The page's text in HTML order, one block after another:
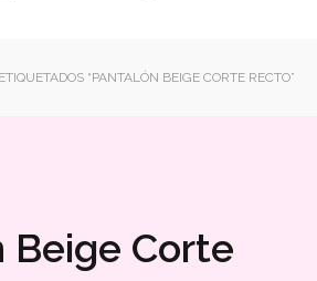
“PANTALÓN BEIGE CORTE RECTO”
Beige Corte